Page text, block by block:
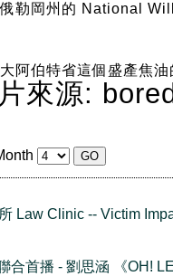
勒岡州的 National
阿伯特省這個盛產焦
來源:
Law Clinic -- Victim
合首播 - 劉思涵 《OH!